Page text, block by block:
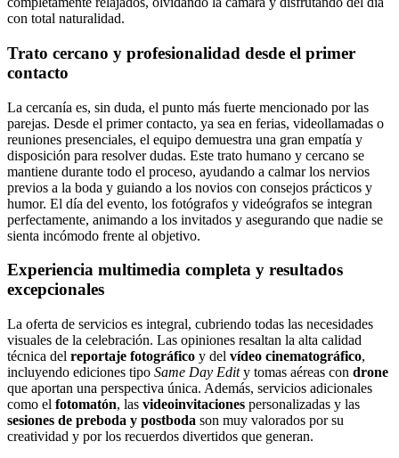
con total naturalidad.
Trato cercano y profesionalidad desde el primer
contacto
La cercanía es, sin duda, el punto más fuerte mencionado por las
parejas. Desde el primer contacto, ya sea en ferias, videollamadas o
reuniones presenciales, el equipo demuestra una gran empatía y
disposición para resolver dudas. Este trato humano y cercano se
mantiene durante todo el proceso, ayudando a calmar los nervios
previos a la boda y guiando a los novios con consejos prácticos y
humor. El día del evento, los fotógrafos y videógrafos se integran
perfectamente, animando a los invitados y asegurando que nadie se
sienta incómodo frente al objetivo.
Experiencia multimedia completa y resultados
excepcionales
La oferta de servicios es integral, cubriendo todas las necesidades
visuales de la celebración. Las opiniones resaltan la alta calidad
técnica del reportaje fotográfico y del vídeo cinematográfico,
incluyendo ediciones tipo Same Day Edity tomas aéreas con drone
que aportan una perspectiva única. Además, servicios adicionales
como el fotomatón, las videoinvitaciones personalizadas y las
sesiones de preboda y postboda son muy valorados por su
creatividad y por los recuerdos divertidos que generan.